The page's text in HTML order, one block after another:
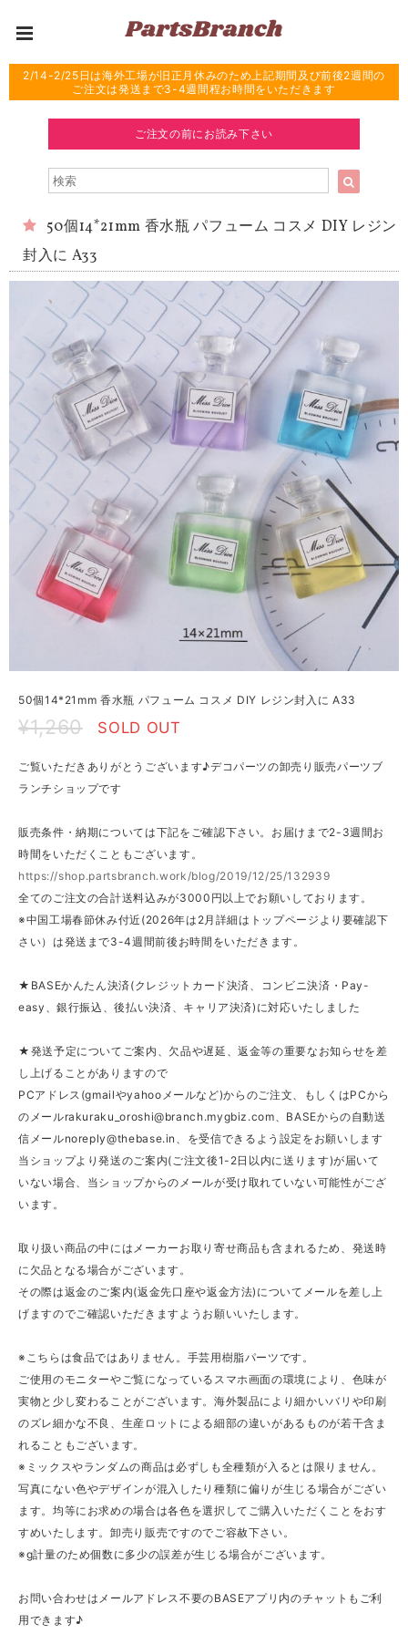
2/14-2/25日は海外工場が旧正月休みのため上記期間及び前後2週間の
ご注文は発送まで3-4週間程お時間をいただきます
ご注文の前にお読み下さい
50個14*21mm 香水瓶 パフューム コスメ DIY レジン
封入に A33
50個14*21mm 香水瓶 パフューム コスメ DIY レジン封入に A33
¥1,260 SOLD OUT
ご覧いただきありがとうございます♪デコパーツの卸売り販売パーツブ
ランチショップです
販売条件・納期については下記をご確認下さい。お届けまで2-3週間お
時間をいただくこともございます。
https://shop.partsbranch.work/blog/2019/12/25/132939
全てのご注文の合計送料込みが3000円以上でお願いしております。
※中国工場春節休み付近(2026年は2月詳細はトップページより要確認下
さい）は発送まで3-4週間前後お時間をいただきます。
★BASEかんたん決済(クレジットカード決済、コンビニ決済・Pay-
easy、銀行振込、後払い決済、キャリア決済)に対応いたしました
★発送予定についてご案内、欠品や遅延、返金等の重要なお知らせを差
し上げることがありますので
PCアドレス(gmailやyahooメールなど)からのご注文、もしくはPCから
のメールrakuraku_oroshi@branch.mygbiz.com 、BASEからの自動送
信メールnoreply@thebase.in
、を受信できるよう設定をお願いします
当ショップより発送のご案内(ご注文後1-2日以内に送ります)が届いて
いない場合、当ショップからのメールが受け取れていない可能性がござ
います。
取り扱い商品の中にはメーカーお取り寄せ商品も含まれるため、発送時
に欠品となる場合がございます。
その際は返金のご案内(返金先口座や返金方法)についてメールを差し上
げますのでご確認いただきますようお願いいたします。
※こちらは食品ではありません。手芸用樹脂パーツです。
ご使用のモニターやご覧になっているスマホ画面の環境により、色味が
実物と少し変わることがございます。海外製品により細かいバリや印刷
のズレ細かな不良、生産ロットによる細部の違いがあるものが若干含ま
れることもございます。
※ミックスやランダムの商品は必ずしも全種類が入るとは限りません。
写真にない色やデザインが混入したり種類に偏りが生じる場合がござい
ます。均等にお求めの場合は各色を選択してご購入いただくことをおす
すめいたします。卸売り販売ですのでご容赦下さい。
※g計量のため個数に多少の誤差が生じる場合がございます。
お問い合わせはメールアドレス不要のBASEアプリ内のチャットもご利
用できます♪